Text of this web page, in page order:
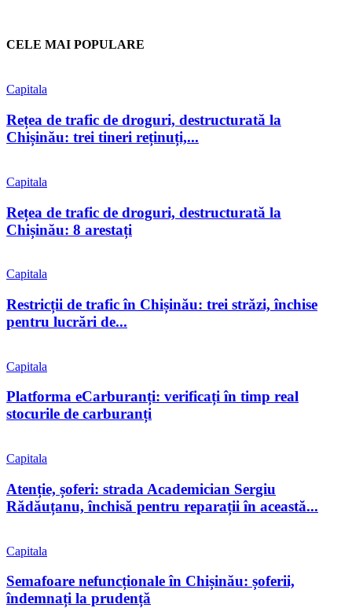
CELE MAI POPULARE
Capitala
Rețea de trafic de droguri, destructurată la
Chișinău: trei tineri reținuți,...
Capitala
Rețea de trafic de droguri, destructurată la
Chișinău: 8 arestați
Capitala
Restricții de trafic în Chișinău: trei străzi, închise
pentru lucrări de...
Capitala
Platforma eCarburanți: verificați în timp real
stocurile de carburanți
Capitala
Atenție, șoferi: strada Academician Sergiu
Rădăuțanu, închisă pentru reparații în această...
Capitala
Semafoare nefuncționale în Chișinău: șoferii,
îndemnați la prudență